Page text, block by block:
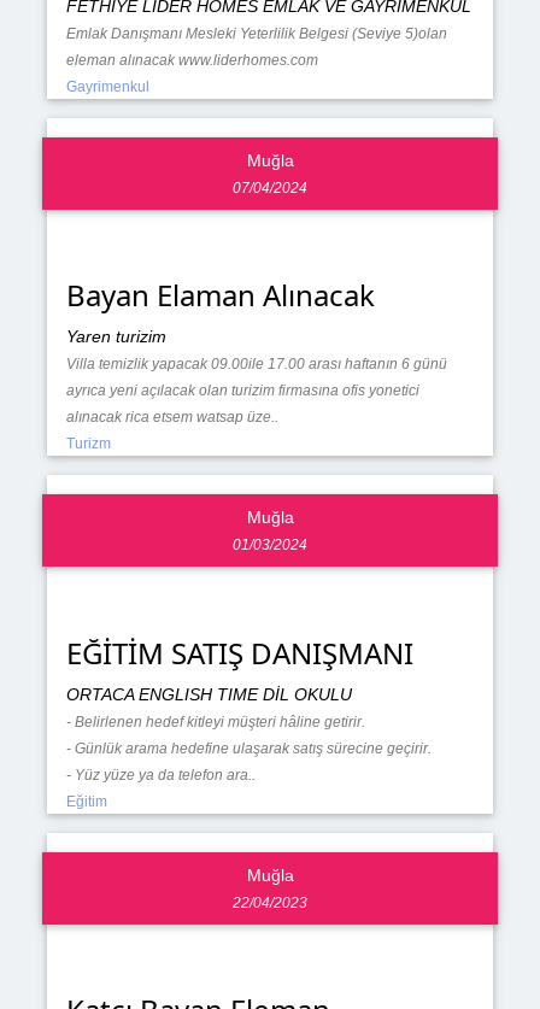
FETHİYE LİDER HOMES EMLAK VE GAYRİMENKUL
Emlak Danışmanı Mesleki Yeterlilik Belgesi (Seviye 5)olan
eleman alınacak www.liderhomes.com
Gayrimenkul
Muğla
07/04/2024
Bayan Elaman Alınacak
Yaren turizim
Villa temizlik yapacak 09.00ile 17.00 arası haftanın 6 günü
ayrıca yeni açılacak olan turizim firmasına ofis yonetici
alınacak rica etsem watsap üze..
Turizm
Muğla
01/03/2024
EĞİTİM SATIŞ DANIŞMANI
ORTACA ENGLISH TIME DİL OKULU
- Belirlenen hedef kitleyi müşteri hâline getirir.
- Günlük arama hedefine ulaşarak satış sürecine geçirir.
- Yüz yüze ya da telefon ara..
Eğitim
Muğla
22/04/2023